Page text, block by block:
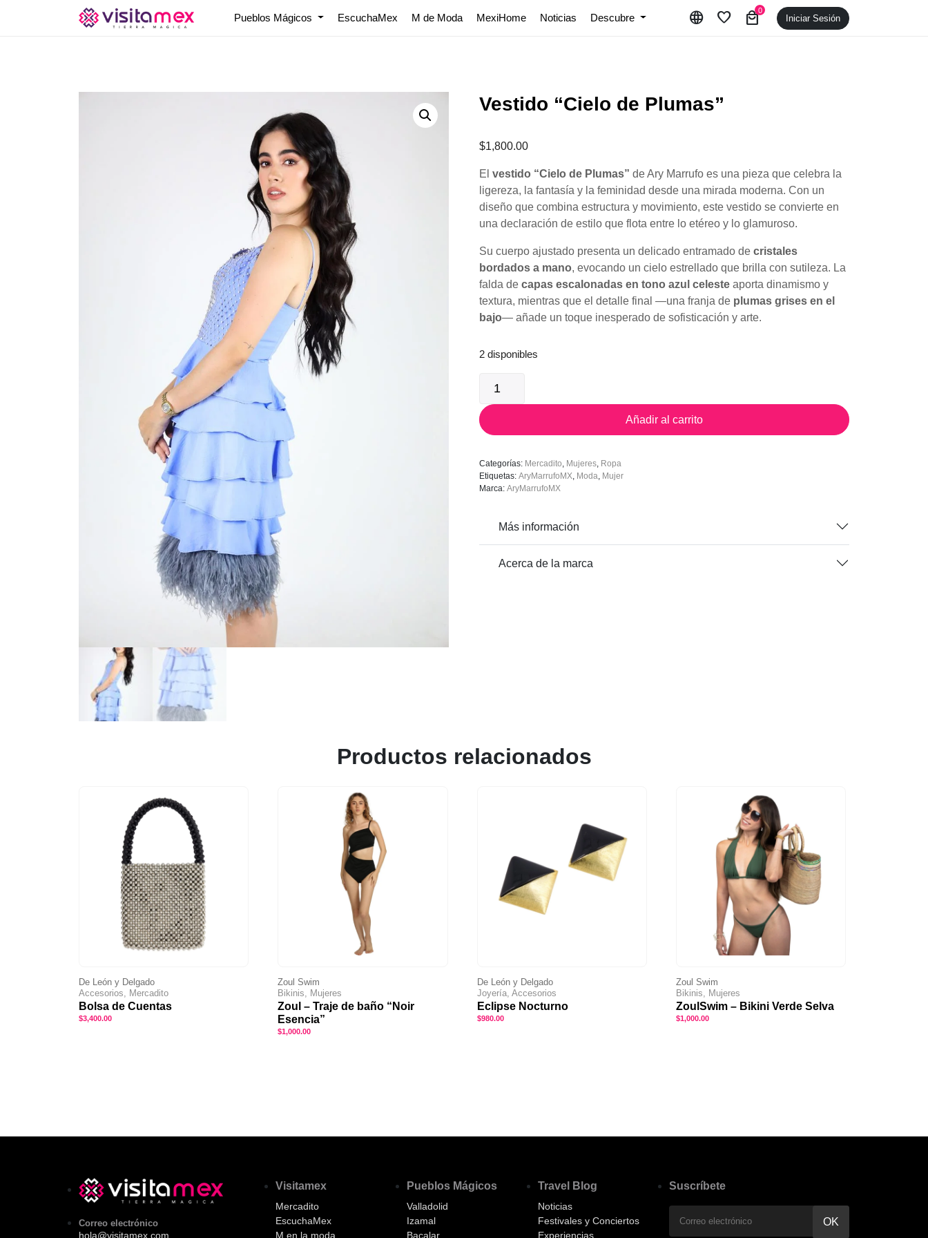
Pueblos Mágicos EscuchaMex M de Moda MexiHome Noticias Descubre language favorite 0
local_mall Iniciar Sesión
Vestido “Cielo de Plumas”
$1,800.00
Elvestido “Cielo de Plumas” de Ary Marrufo es una pieza que celebra la
ligereza, la fantasía y la feminidad desde una mirada moderna. Con un
diseño que combina estructura y movimiento, este vestido se convierte en
una declaración de estilo que flota entre lo etéreo y lo glamuroso.
Su cuerpo ajustado presenta un delicado entramado decristales
bordados a mano, evocando un cielo estrellado que brilla con sutileza. La
falda decapas escalonadas en tono azul celeste aporta dinamismo y
textura, mientras que el detalle final —una franja de plumas grises en el
bajo— añade un toque inesperado de sofisticación y arte.
2 disponibles
“Cielo
de
Plumas”
cantidad
Añadir al carrito
Categorías: Mercadito, Mujeres, Ropa
Etiquetas:AryMarrufoMX, Moda, Mujer
Marca:AryMarrufoMX
Más información
Acerca de la marca
Productos relacionados
De León y Delgado
Accesorios, Mercadito
Bolsa de Cuentas
$3,400.00
Zoul Swim
Bikinis, Mujeres
Zoul – Traje de baño “Noir
Esencia”
$1,000.00
De León y Delgado
Joyería, Accesorios
Eclipse Nocturno
$980.00
Zoul Swim
Bikinis, Mujeres
ZoulSwim – Bikini Verde Selva
$1,000.00
Correo electrónico
hola@visitamex.com
Visitamex
Mercadito
EscuchaMex
M en la moda
Pueblos Mágicos
Valladolid
Izamal
Bacalar
Travel Blog
Noticias
Festivales y Conciertos
Experiencias
Suscríbete